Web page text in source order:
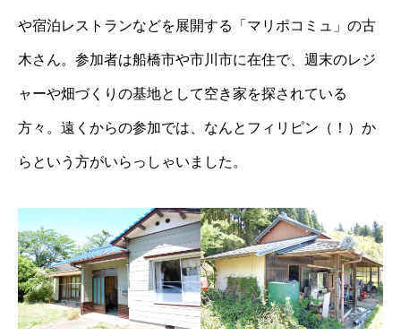
や宿泊レストランなどを展開する「マリポコミュ」の古
木さん。参加者は船橋市や市川市に在住で、週末のレジ
ャーや畑づくりの基地として空き家を探されている
方々。遠くからの参加では、なんとフィリピン（！）か
らという方がいらっしゃいました。